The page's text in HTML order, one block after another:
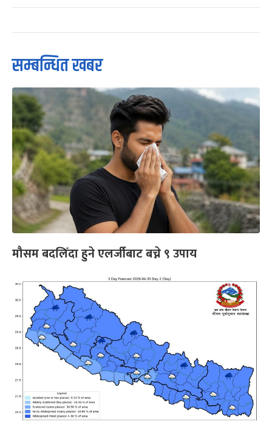
सम्बन्धित खबर
मौसम बदलिँदा हुने एलर्जीबाट बच्ने ९ उपाय